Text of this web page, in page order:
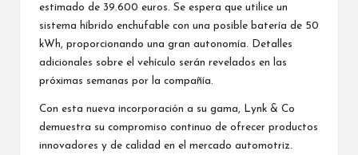
estimado de 39.600 euros. Se espera que utilice un
sistema híbrido enchufable con una posible batería de 50
kWh, proporcionando una gran autonomía. Detalles
adicionales sobre el vehículo serán revelados en las
próximas semanas por la compañía.
Con esta nueva incorporación a su gama, Lynk & Co
demuestra su compromiso continuo de ofrecer productos
innovadores y de calidad en el mercado automotriz.